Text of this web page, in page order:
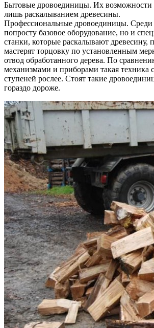
Бытовые дровоединицы. Их возможности
лишь раскалыванием древесины.
Профессиональные дровоединицы. Среди
попросту базовое оборудование, но и
станки, которые раскалывают древесину,
мастерят торцовку по установленным
отвод обработанного дерева. По
механизмами и приборами такая техника
ступеней рослее. Стоят такие
гораздо дороже.